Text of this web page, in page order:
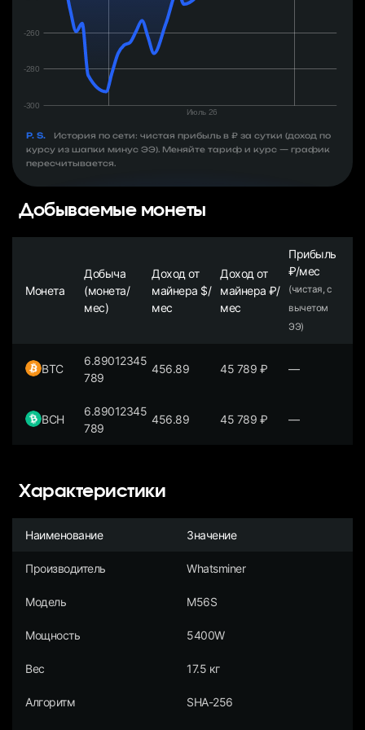
P. S.
История по сети: чистая прибыль в ₽ за сутки (доход по
курсу из шапки минус ЭЭ). Меняйте тариф и курс — график
пересчитывается.
Добываемые монеты
Монета
Добыча
(монета/
мес)
Доход от
майнера $/
мес
Доход от
майнера ₽/
мес
Прибыль
₽/мес
(чистая, с
вычетом
ЭЭ)
BTC
6.89012345
789
456.89 45 789 ₽ —
BCH
6.89012345
789
456.89 45 789 ₽ —
Характеристики
Наименование Значение
Производитель Whatsminer
Модель M56S
Мощность 5400W
Вес 17.5 кг
Алгоритм SHA-256